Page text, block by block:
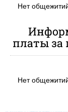
Нет
платы
Нет